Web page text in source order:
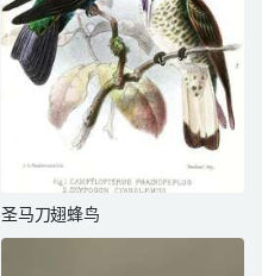
圣马刀翅蜂鸟